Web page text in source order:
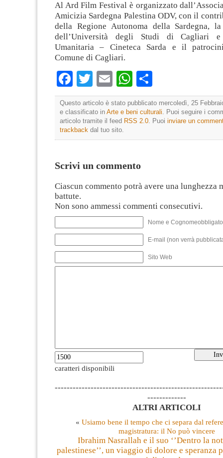
Al Ard Film Festival è organizzato
Amicizia Sardegna Palestina ODV, con il
della Regione Autonoma della Sardegna,
dell’Università degli Studi di Cagliari
Umanitaria – Cineteca Sarda e il
Comune di Cagliari.
Facebook
TwitterEmailWhatsApp
Questo articolo è stato pubblicato mercoledì, 25
e classificato in Arte e beni culturali. Puoi seguire i
articolo tramite il feed RSS 2.0. Puoi inviare un
trackback dal tuo sito.
Scrivi un commento
Ciascun commento potrà avere una lunghezza
battute.
Non sono ammessi commenti consecutivi.
Nome e
E-mail (non verrà
Sito Web
caratteri disponibili
-------------
ALTRI ARTICOLI
« Usiamo bene il tempo che ci separa dal
magistratura: il No può vincere
Ibrahim Nasrallah e il suo ‘’Dentro la
palestinese’’, un viaggio di dolore e speranza